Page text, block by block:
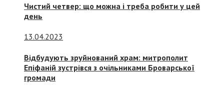
Чистий четвер: що можна і треба робити у цей
день
13.04.2023
Відбудують зруйнований храм: митрополит
Епіфаній зустрівся з очільниками Броварської
громади